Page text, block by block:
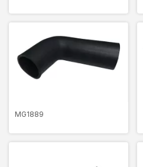
MG1889